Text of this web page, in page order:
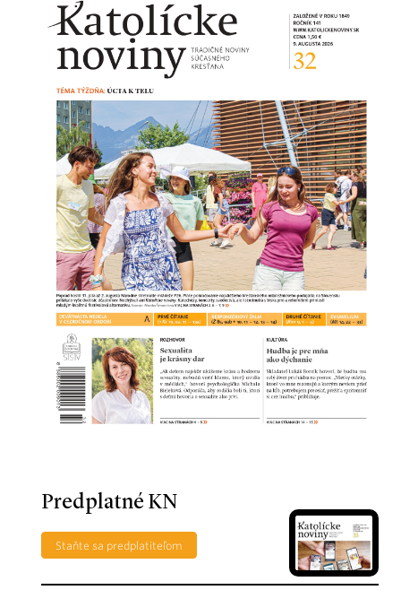
Predplatné KN
Staňte sa predplatiteľom